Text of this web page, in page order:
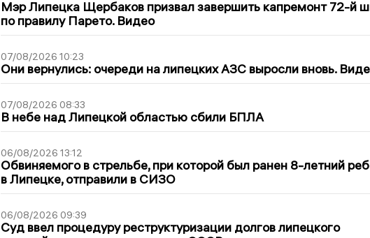
Мэр Липецка Щербаков призвал завершить капремонт 72-й
по правилу Парето. Видео
07/08/2026 10:23
Они вернулись: очереди на липецких АЗС выросли вновь.
07/08/2026 08:33
В небе над Липецкой областью сбили БПЛА
06/08/2026 13:12
Обвиняемого в стрельбе, при которой был ранен 8-летний
в Липецке, отправили в СИЗО
06/08/2026 09:39
Суд ввел процедуру реструктуризации долгов липецкого